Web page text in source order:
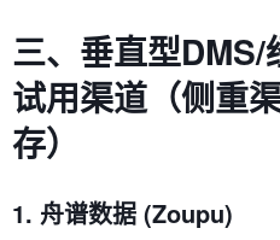
三、垂直型
试用渠道（侧重
存）
1. 舟谱数据 (Zoupu)